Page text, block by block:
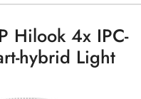
Hilook 4x IPC-
hybrid Light